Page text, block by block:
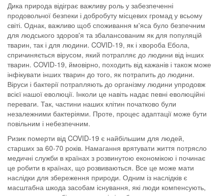
Дика природа відіграє важливу роль у забезпеченні
продовольчої безпеки і добробуту місцевих громад у всьому
світі. Однак, важливо щоб споживання м'яса було безпечним
для людського здоров'я та збалансованим як для популяцій
тварин, так і для людини. COVID-19, як і хвороба Ебола,
спричиняється вірусом, який потрапляє до людини від інших
тварин. COVID-19, ймовірно, походить від кажанів і також може
інфікувати інших тварин до того, як потрапить до людини.
Віруси і бактерії потрапляють до організму людини упродовж
всієї нашої еволюції. Інколи це навіть надає певні еволюційні
переваги. Так, частини наших клітин початково були
незалежними бактеріями. Проте, процес адаптації може бути
повільним і небезпечним.
Ризик померти від COVID-19 є найбільшим для людей,
старших за 60-70 років. Намагання врятувати життя потрясло
медичні служби в країнах з розвинутою економікою і починає
це робити в країнах, що розвиваються. Все це може мати
наслідки для збереження природи. Одним із наслідків є
масштабна шкода засобам існування, які люди компенсують,